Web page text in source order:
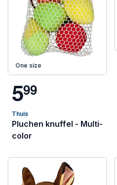
One size
599
Thuis
Pluchen knuffel - Multi-
color